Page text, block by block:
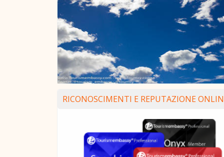
RICONOSCIMENTI E REPUTAZIONE